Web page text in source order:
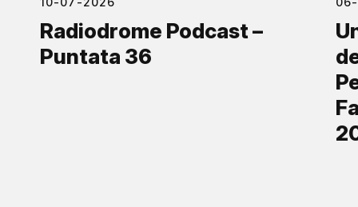
Radiodrome Podcast –
Puntata 36